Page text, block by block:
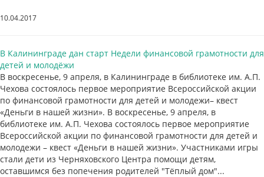
10.04.2017
В Калининграде дан старт Недели финансовой грамотности для
детей и молодёжи
В воскресенье, 9 апреля, в Калининграде в библиотеке им. А.П.
Чехова состоялось первое мероприятие Всероссийской акции
по финансовой грамотности для детей и молодежи– квест
«Деньги в нашей жизни». В воскресенье, 9 апреля, в
библиотеке им. А.П. Чехова состоялось первое мероприятие
Всероссийской акции по финансовой грамотности для детей и
молодежи – квест «Деньги в нашей жизни». Участниками игры
стали дети из Черняховского Центра помощи детям,
оставшимся без попечения родителей "Тёплый дом"...